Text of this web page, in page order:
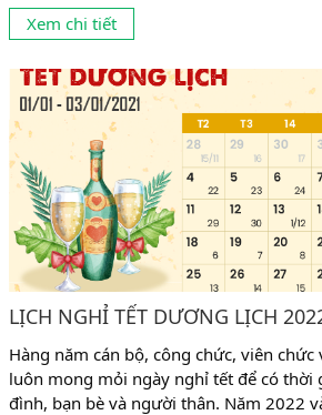
tuyển dụng viên chức cụ thể như sau: 1.
Tuyển dụng 63 chỉ tiêu giảng viên và 06
Xem chi tiết
LỊCH NGHỈ TẾT DƯƠNG LỊCH
Hàng năm cán bộ, công chức, viên
luôn mong mỏi ngày nghỉ tết để có thời
đình, bạn bè và người thân. Năm 2022